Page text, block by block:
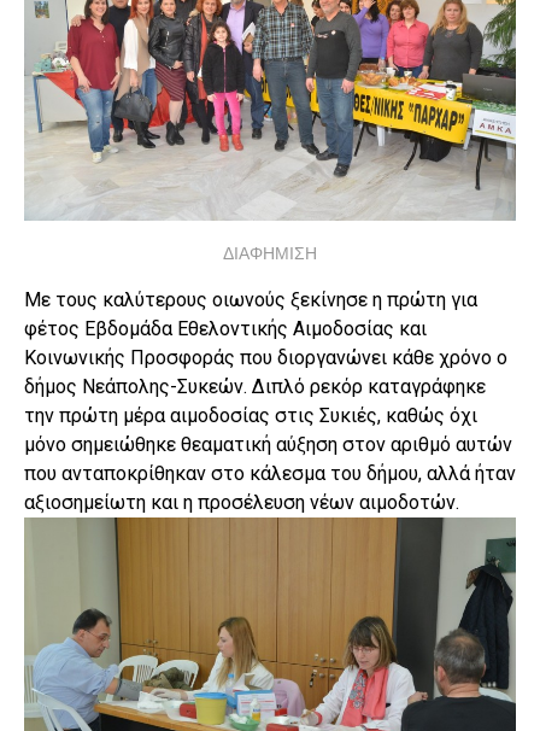
ΔΙΑΦΗΜΙΣΗ
Με τους καλύτερους οιωνούς ξεκίνησε η πρώτη για
φέτος Εβδομάδα Εθελοντικής Αιμοδοσίας και
Κοινωνικής Προσφοράς που διοργανώνει κάθε χρόνο ο
δήμος Νεάπολης-Συκεών. Διπλό ρεκόρ καταγράφηκε
την πρώτη μέρα αιμοδοσίας στις Συκιές, καθώς όχι
μόνο σημειώθηκε θεαματική αύξηση στον αριθμό αυτών
που ανταποκρίθηκαν στο κάλεσμα του δήμου, αλλά ήταν
αξιοσημείωτη και η προσέλευση νέων αιμοδοτών.